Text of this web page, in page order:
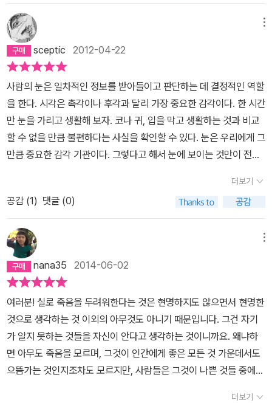
서 겁먹을 필요는 없다. 번역자의 (때론 지나치다 싶을 정도로) 친절
한 해설에 감사하지만, 본인의 필요에 따라 해제와 각주를 제껴놓고
본문만 집중해서 읽는 것도 좋다. 다만, 나중에라도 주요 용어에 대한
해설만큼은 참고하는 게 좋다. 혹시라도 숙제를 위해 해제'만' 읽고 요
약한다면, 그건 풍성한 과일 바구니를 옆에 두고 종합비타민 한 알 먹
고 마는 격이다. 자신의 이빨로 씹어 먹지 않으면 안된다. 무엇보다
도 해제가 '재미'있었던 적이 있던가. 책 내용을 요약할 생각은 없다.
케케묵은 소리인지 몰라도, 역시 고전은 읽을 때마다 다르다. 대학 처
음 들어갔을 때 읽었던 소크라테스는 말도 안되는 어거지를 부리는
아무 의문없이 받아들여오던 종교적 관념도 도전했음을 시인한 셈이
됐다. 그는 그것이 자신의 모습이고 그걸 포기할순 없다고 한다. (소
크라테스의 변론) 원칙(logos)을 존재의 또한 영혼의 이유로 삼기에
죽음앞에서 굴할 순 없다는거다. 원칙과 여태껏 가르쳐온 자기 철학
을 죽음으로 사수한 사람이다. 그가 꼭 죽어야 했나 의문스럽기도 하
다. 혹 살아남아서 더 많은 사람을 가르쳤으면 그리스가 더 오래 번영
하고 로마보다 더 큰 강국이 될 기회가 있지 않았을까. 하지만 진리는
그런 공리적인 건 아닌것같다. 그가 자신의 로고스를 굽히고 살아남
았다면, 그의 철학은 소피스트의 주장쯤인 궤변이 되고 말았을지 모
른다.소크라테스는 그의 죽음으로, 神託대로 아테네사람을 괴롭히는
등에의 역할을 죽어서까지 하게 됐다. 얼마나 오랫동안 이 죽음으로
아테네인들은 비웃음거리가 되었는가. 그의 죽음은 아테네에 대한 유
있다. 하지만 요즘은 목숨이 귀하지 않은 때문인지 너무 쉽게 죽고, 너
무 쉽게 잊는다.
sceptic 2012-04-22
사람의 눈은 일차적인 정보를 받아들이고 판단하는 데 결정적인 역할
을 한다. 시각은 촉각이나 후각과 달리 가장 중요한 감각이다. 한 시간
만 눈을 가리고 생활해 보자. 코나 귀, 입을 막고 생활하는 것과 비교
할 수 없을 만큼 불편하다는 사실을 확인할 수 있다. 눈은 우리에게 그
만큼 중요한 감각 기관이다. 그렇다고 해서 눈에 보이는 것만이 전부
세상의 진실을 보여주지도 못하기 때문이다. 철학도 이와 마찬가지
다. 눈에 보이는 ‘현상’ 대신 숨은 ‘진실’을 파악하기 위해서는 다양한
관점이 필요하다. 위의 그림을 자세히 들여다보자. 관점에 따라 다른
동물로 보인다. 이 그림은 20세기의 가장 명민했던 분석철학의 대가
비트겐슈타인이 그린 ‘오리-토끼’ 그림이다. 어떤 동물인지는 보는 사
람마다 해석의 틀에 따라 달라진다. 우리들의 생각도 이렇게 단순하
고 일방적일 때가 많다. 굳어버린 생각, 편향된 시각은 경주마처럼 우
리들의 시야를 점점 좁게 만든다. 많은 사람들이 삶의 목표를 ‘돈’이라
고 말한다. 생존을 위해 필수적인 수단이긴 하지만 ‘돈’이 인생의 목표
가 될 수 있을까. 돈만 있으면 저절로 행복하게 살아지는 것일까. 행복
한 인생을 위해서 우리에게 필요한 것은 돈이 아니라 넓고 깊은 통찰
력과 다양한 관점이다. 서양철학의 기원이 되는 소크라테스의 죽음은
2,500여년이 지난 지금도 여전히 논란이 되고 있다. ‘악법도 법이
더보기
공감 (1) 댓글 (0)
nana35 2014-06-02
여러분! 실로 죽음을 두려워한다는 것은 현명하지도 않으면서 현명한
것으로 생각하는 것 이외의 아무것도 아니기 때문입니다. 그건 자기
가 알지 못하는 것들을 자신이 안다고 생각하는 것이니까요. 왜냐하
면 아무도 죽음을 모르며, 그것이 인간에게 좋은 모든 것 가운데서도
으뜸가는 것인지조차도 모르지만, 사람들은 그것이 나쁜 것들 중에서
더보기